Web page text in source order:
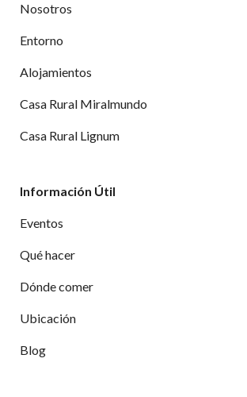
Nosotros
Entorno
Alojamientos
Casa Rural Miralmundo
Casa Rural Lignum
Información Útil
Eventos
Qué hacer
Dónde comer
Ubicación
Blog